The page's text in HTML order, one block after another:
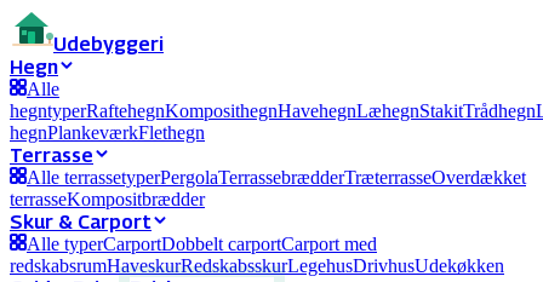
Udebyggeri
Hegn
Alle
hegntyperRaftehegnKomposithegnHavehegnLæhegnStakitTrådhegn
hegnPlankeværkFlethegn
Terrasse
Alle terrassetyperPergolaTerrassebrædderTræterrasseOverdækket
terrasseKompositbrædder
Skur & Carport
Alle typerCarportDobbelt carportCarport med
redskabsrumHaveskurRedskabsskurLegehusDrivhusUdekøkken